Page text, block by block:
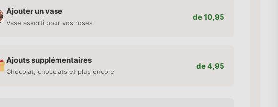
Ajouter un vase
Vase assorti pour vos roses
de 10,95
Ajouts supplémentaires
Chocolat, chocolats et plus encore
de 4,95